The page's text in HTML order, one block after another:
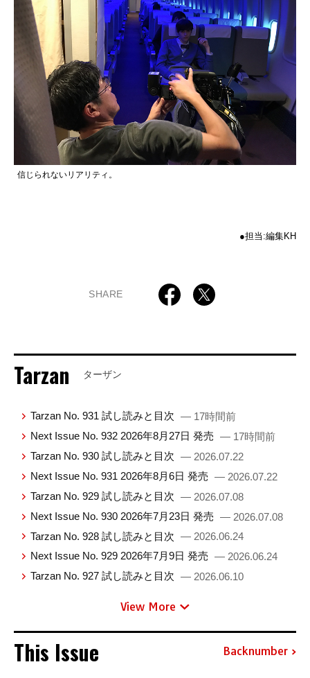
信じられないリアリティ。
●担当:編集KH
SHARE
Tarzan ターザン
Tarzan No. 931 試し読みと目次 — 17時間前
Next Issue No. 932 2026年8月27日 発売 — 17時間前
Tarzan No. 930 試し読みと目次 — 2026.07.22
Next Issue No. 931 2026年8月6日 発売 — 2026.07.22
Tarzan No. 929 試し読みと目次 — 2026.07.08
Next Issue No. 930 2026年7月23日 発売 — 2026.07.08
Tarzan No. 928 試し読みと目次 — 2026.06.24
Next Issue No. 929 2026年7月9日 発売 — 2026.06.24
Tarzan No. 927 試し読みと目次 — 2026.06.10
View More
This Issue Backnumber